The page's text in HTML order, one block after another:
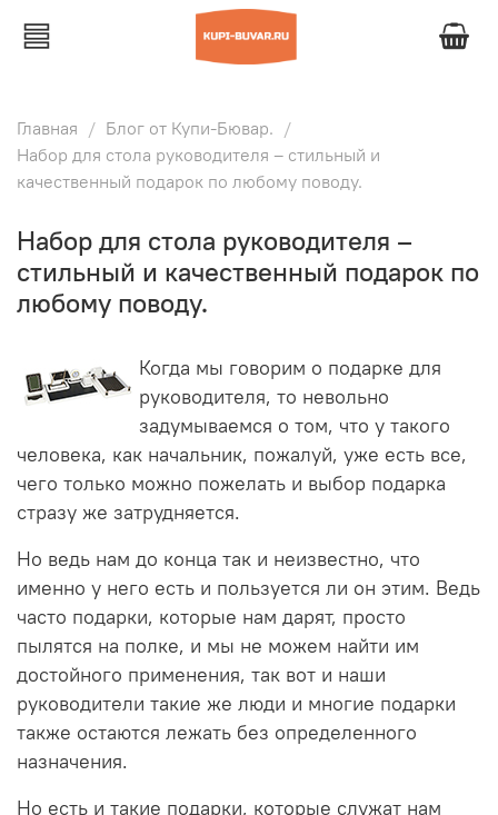
Главная
Блог от Купи-Бювар.
Набор для стола руководителя – стильный и
качественный подарок по любому поводу.
Набор для стола руководителя –
стильный и качественный подарок по
любому поводу.
Когда мы говорим о подарке для
руководителя, то невольно
задумываемся о том, что у такого
человека, как начальник, пожалуй, уже есть все,
чего только можно пожелать и выбор подарка
стразу же затрудняется.
Но ведь нам до конца так и неизвестно, что
именно у него есть и пользуется ли он этим. Ведь
часто подарки, которые нам дарят, просто
пылятся на полке, и мы не можем найти им
достойного применения, так вот и наши
руководители такие же люди и многие подарки
также остаются лежать без определенного
назначения.
Но есть и такие подарки, которые служат нам